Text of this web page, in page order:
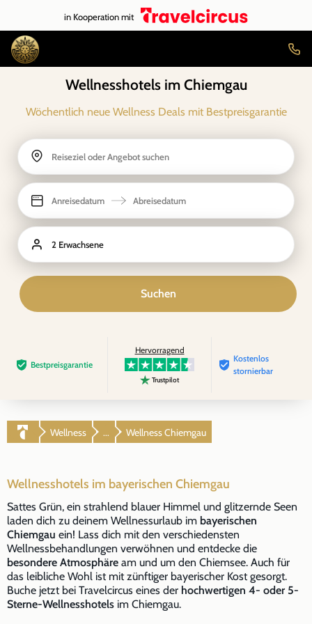
in Kooperation mit
Wellnesshotels im Chiemgau
Wöchentlich neue Wellness Deals mit Bestpreisgarantie
Reiseziel oder Angebot suchen
Anreisedatum Abreisedatum
2 Erwachsene
Suchen
Bestpreis­garantie
Hervorragend
Trustpilot
Kostenlos
stornierbar
Wellness ... Wellness Chiemgau
Wellnesshotels im bayerischen Chiemgau
Sattes Grün, ein strahlend blauer Himmel und glitzernde Seen
laden dich zu deinem Wellnessurlaub im bayerischen
Chiemgau ein! Lass dich mit den verschiedensten
Wellnessbehandlungen verwöhnen und entdecke die
besondere Atmosphäre am und um den Chiemsee. Auch für
das leibliche Wohl ist mit zünftiger bayerischer Kost gesorgt.
Buche jetzt bei Travelcircus eines der hochwertigen 4- oder 5-
Sterne-Wellnesshotels im Chiemgau.